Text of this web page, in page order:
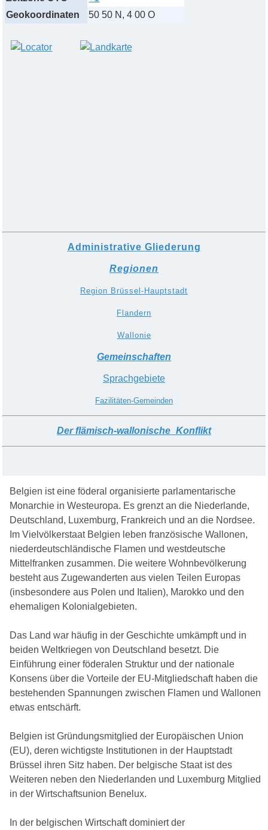
Geokoordinaten
50 50 N, 4 00 O
Administrative Gliederung
Regionen
Region Brüssel-Hauptstadt
Flandern
Wallonie
Gemeinschaften
Sprachgebiete
Fazilitäten-Gemeinden
Derflämisch-wallonische_ Konflikt
Belgien ist eine föderal organisierte parlamentarische
Monarchie in Westeuropa. Es grenzt an die Niederlande,
Deutschland, Luxemburg, Frankreich und an die Nordsee.
Im Vielvölkerstaat Belgien leben französische Wallonen,
niederdeutschländische Flamen und westdeutsche
Mittelfranken zusammen. Die weitere Wohnbevölkerung
besteht aus Zugewanderten aus vielen Teilen Europas
(insbesondere aus Polen und Italien), Marokko und den
ehemaligen Kolonialgebieten.
Das Land war häufig in der Geschichte umkämpft und in
beiden Weltkriegen von Deutschland besetzt. Die
Einführung einer föderalen Struktur und der nationale
Konsens über die Vorteile der EU-Mitgliedschaft haben die
bestehenden Spannungen zwischen Flamen und Wallonen
etwas entschärft.
Belgien ist Gründungsmitglied der Europäischen Union
(EU), deren wichtigste Institutionen in der Hauptstadt
Brüssel ihren Sitz haben. Der belgische Staat ist des
Weiteren neben den Niederlanden und Luxemburg Mitglied
in der Wirtschaftsunion Benelux.
In der belgischen Wirtschaft dominiert der